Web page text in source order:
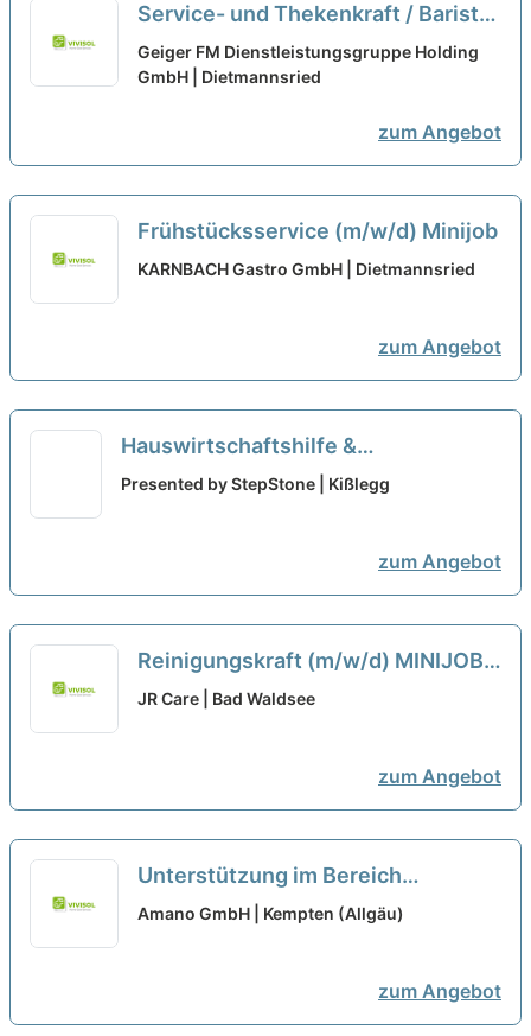
Service- und Thekenkraft / Barista
(m/w/d) in Voll- / Teilzeit oder als
Minijob - Kempten
Geiger FM Dienstleistungsgruppe Holding
GmbH | Dietmannsried
zum Angebot
Frühstücksservice (m/w/d) Minijob
KARNBACH Gastro GmbH | Dietmannsried
zum Angebot
Hauswirtschaftshilfe &
Betreuungskraft Senioren (m/w/d) -
Presented by StepStone | Kißlegg
zum Angebot
Reinigungskraft (m/w/d) MINIJOB
neu
JR Care | Bad Waldsee
zum Angebot
Unterstützung im Bereich
Marketing (m/w/d) als Minijob oder
Amano GmbH | Kempten (Allgäu)
zum Angebot